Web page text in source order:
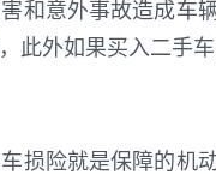
和意外事故造成
此外如果买入二手
损险就是保障的